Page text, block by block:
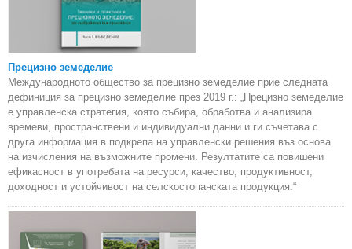
Прецизно земеделие
Международното общество за прецизно земеделие прие следната
дефиниция за прецизно земеделие през 2019 г.: „Прецизно земеделие
е управленска стратегия, която събира, обработва и анализира
времеви, пространствени и индивидуални данни и ги съчетава с
друга информация в подкрепа на управленски решения въз основа
на изчисления на възможните промени. Резултатите са повишени
ефикасност в употребата на ресурси, качество, продуктивност,
доходност и устойчивост на селскостопанската продукция.“